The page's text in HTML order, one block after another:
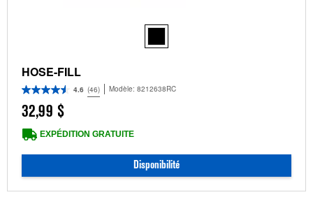
HOSE-FILL
4.6 (46) Modèle: 8212638RC
32,99 $
EXPÉDITION GRATUITE
Disponibilité